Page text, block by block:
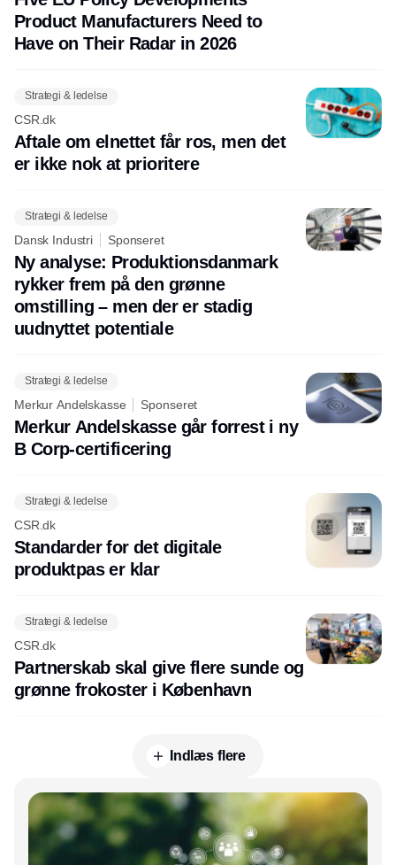
Product Manufacturers Need to
Have on Their Radar in 2026
Strategi & ledelse
CSR.dk
Aftale om elnettet får ros, men det
er ikke nok at prioritere
Strategi & ledelse
Dansk Industri Sponseret
Ny analyse: Produktionsdanmark
rykker frem på den grønne
omstilling – men der er stadig
uudnyttet potentiale
Strategi & ledelse
Merkur Andelskasse Sponseret
Merkur Andelskasse går forrest i ny
B Corp-certificering
Strategi & ledelse
CSR.dk
Standarder for det digitale
produktpas er klar
Strategi & ledelse
CSR.dk
Partnerskab skal give flere sunde og
grønne frokoster i København
Indlæs flere
Annonce